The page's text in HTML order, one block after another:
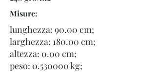
Misure:
lunghezza: 90.00 cm;
larghezza: 180.00 cm;
altezza: 0.00 cm;
peso: 0.530000kg;